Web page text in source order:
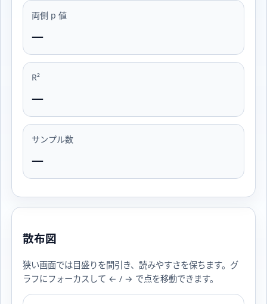
両側 p 値
—
R²
—
サンプル数
—
散布図
狭い画面では目盛りを間引き、読みやすさを保ちます。グ
ラフにフォーカスして ← / → で点を移動できます。